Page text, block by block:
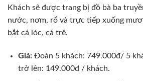
Khách sẽ được trang bị đồ bà ba
nước, nơm, rổ và trực tiếp xuống
bắt cá lóc, cá trê.
Giá:Đoàn 5 khách: 749.000đ/ 5
trở lên: 149.000đ / khách.